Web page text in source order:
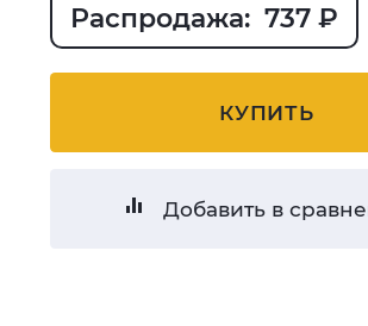
Распродажа: 737 ₽
КУПИТЬ
Добавить в